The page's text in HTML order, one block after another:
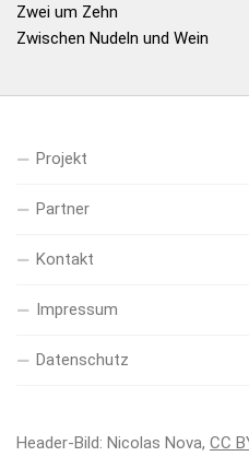
Zwei um Zehn
Zwischen Nudeln und Wein
Projekt
Partner
Kontakt
Impressum
Datenschutz
Header-Bild: Nicolas Nova, CC